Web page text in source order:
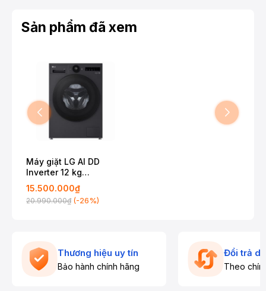
Sản phẩm đã xem
Máy giặt LG AI DD
Inverter 12 kg
FX1412S3KAV
15.500.000₫
20.990.000₫ (-26%)
Thương hiệu uy tín
Bảo hành chính hãng
Đổi trả
Theo